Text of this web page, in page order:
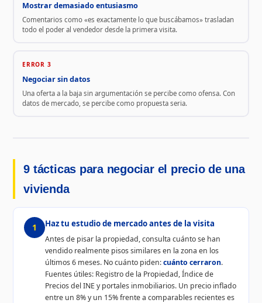
Mostrar demasiado entusiasmo
Comentarios como «es exactamente lo que buscábamos» trasladan
todo el poder al vendedor desde la primera visita.
ERROR 3
Negociar sin datos
Una oferta a la baja sin argumentación se percibe como ofensa. Con
datos de mercado, se percibe como propuesta seria.
9 tácticas para negociar el precio de una
vivienda
1 Haz tu estudio de mercado antes de la visita
Antes de pisar la propiedad, consulta cuánto se han
vendido realmente pisos similares en la zona en los
últimos 6 meses. No cuánto piden:cuánto cerraron.
Fuentes útiles: Registro de la Propiedad, Índice de
Precios del INE y portales inmobiliarios. Un precio inflado
entre un 8% y un 15% frente a comparables recientes es